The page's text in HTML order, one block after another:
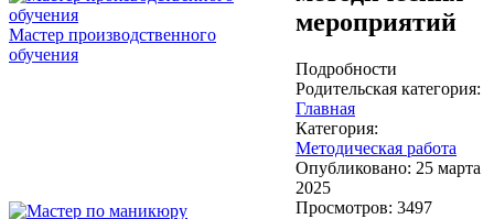
Мастер производственного
обучения
мероприятий
Подробности
Родительская категория:
Главная
Категория:
Методическая работа
Опубликовано: 25 марта
2025
Просмотров: 3497